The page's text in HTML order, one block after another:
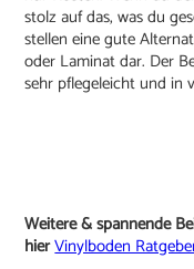
stolz auf das, was du
stellen eine gute
oder Laminat dar. Der
sehr pflegeleicht und in
Weitere & spannende
hierVinylboden